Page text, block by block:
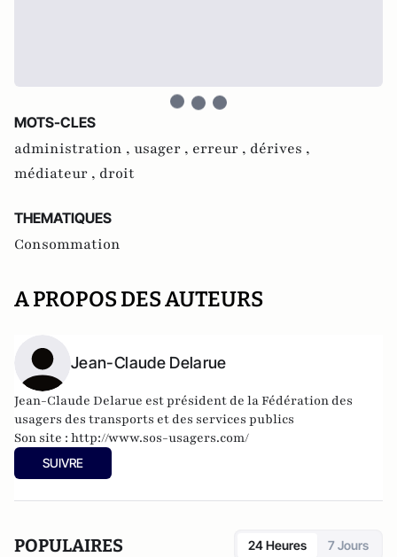
MOTS-CLES
administration , usager , erreur , dérives ,
médiateur , droit
THEMATIQUES
Consommation
A PROPOS DES AUTEURS
Jean-Claude Delarue
Jean-Claude Delarue est président de la Fédération des
usagers des transports et des services publics
Son site : http://www.sos-usagers.com/
SUIVRE
POPULAIRES 24 Heures 7 Jours